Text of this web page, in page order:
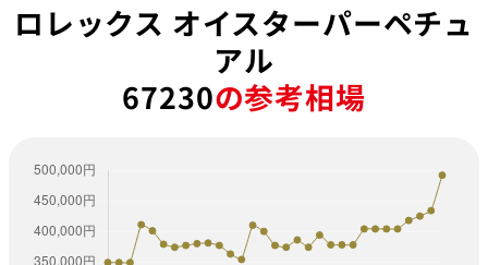
ロレックス オイスターパーペチュ
アル
67230の参考相場